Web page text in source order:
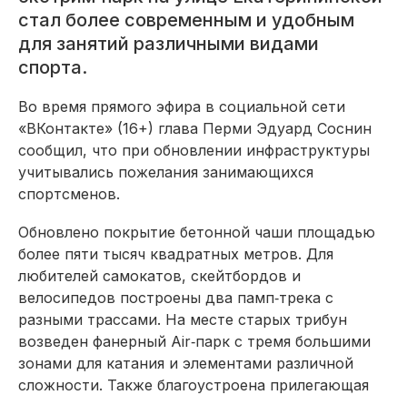
стал более современным и удобным
для занятий различными видами
спорта.
Во время прямого эфира в социальной сети
«ВКонтакте» (16+) глава Перми Эдуард Соснин
сообщил, что при обновлении инфраструктуры
учитывались пожелания занимающихся
спортсменов.
Обновлено покрытие бетонной чаши площадью
более пяти тысяч квадратных метров. Для
любителей самокатов, скейтбордов и
велосипедов построены два памп‑трека с
разными трассами. На месте старых трибун
возведен фанерный Air‑парк с тремя большими
зонами для катания и элементами различной
сложности. Также благоустроена прилегающая